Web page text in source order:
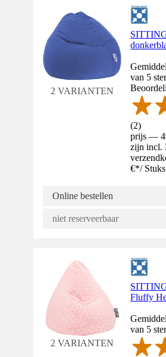
2 VARIANTEN
van 5
(2)
prijs —
zijn incl.
€*/ Stuks
Online bestellen
niet reserveerbaar
2 VARIANTEN
Fluffy
van 5